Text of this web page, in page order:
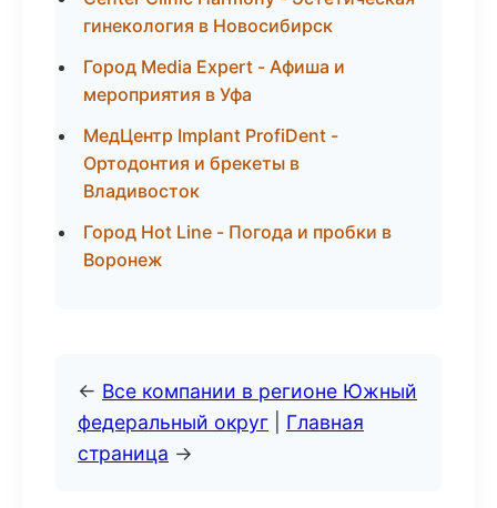
гинекология в Новосибирск
Город Media Expert - Афиша и
мероприятия в Уфа
МедЦентр Implant ProfiDent -
Ортодонтия и брекеты в
Владивосток
Город Hot Line - Погода и пробки в
Воронеж
← Все компании в регионе Южный
федеральный округ
Главная
страница →